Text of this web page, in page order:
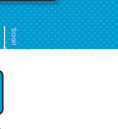
Scroll
ーなんだろうなと凄く思